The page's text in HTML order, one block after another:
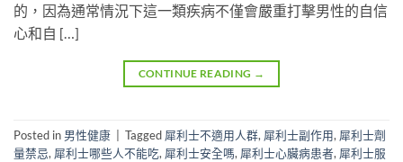
的，因為通常情況下這一類疾病不僅會嚴重打擊男性的自信
心和自 […]
CONTINUE READING →
Posted in 男性健康 Tagged 犀利士不適用人群, 犀利士副作用, 犀利士劑
量禁忌, 犀利士哪些人不能吃, 犀利士安全嗎, 犀利士心臟病患者, 犀利士服